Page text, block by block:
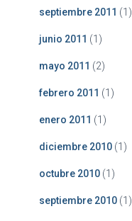
septiembre 2011 (1)
junio 2011 (1)
mayo 2011 (2)
febrero 2011 (1)
enero 2011 (1)
diciembre 2010 (1)
octubre 2010 (1)
septiembre 2010 (1)